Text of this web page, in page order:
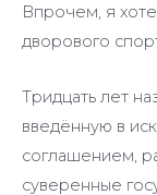
Впрочем, я
дворового
Тридцать лет
введённую в
соглашением,
суверенные